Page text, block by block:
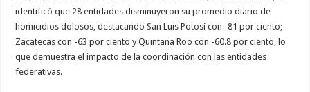
identificó que 28 entidades disminuyeron su promedio diario de
homicidios dolosos, destacando San Luis Potosí con -81 por ciento;
Zacatecas con -63 por ciento y Quintana Roo con -60.8 por ciento, lo
que demuestra el impacto de la coordinación con las entidades
federativas.